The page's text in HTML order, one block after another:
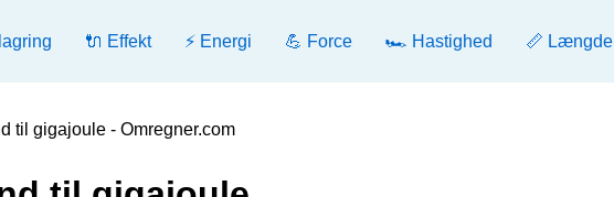
🔌 Effekt ⚡ Energi 💪 Force 🏎️ Hastighed 📏 Længde
til gigajoule - Omregner.com